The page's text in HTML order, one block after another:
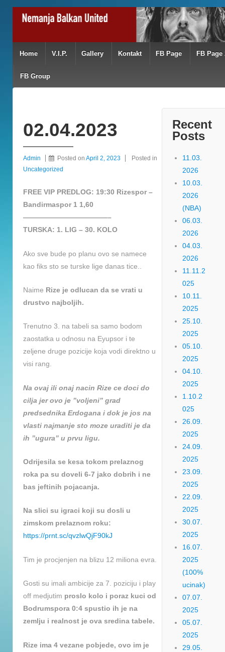
Home V.I.P. Gallery Kontakt FB Page FB Page
FB Group
02.04.2023
Admin Posted on April 2, 2023
Posted in
Uncategorized
FREE VIP PREDLOG: 19:30 Rizespor –
Bandirmaspor 1 1,60
————————————–
TURSKA: 1. LIG – 30. KOLO
Ako sve bude po planu ovo se namece
kao fiks sto se turske lige danas tice..
Naime Rize je odlucan da se vrati u
drustvo najboljih.
Trenutno 3. na tabeli sa samo bodom
zaostatka u odnosu na Eyupsor i te
zeljene druge pozicije koja vodi direktno u
visi rang.
Na ovaj ili onaj nacin Rize ce doci do
cilja jer ovo je ”voljeni” grad
predsednika Erdogana i dok je jos na
vlasti najmanje sto moze uraditi je da
ih ”ugura” u prvu ligu.
Odrijesila se kesa tokom prelaznog
roka pa su doveli 6-7 jako dobrih i ne
bas jeftinih pojacanja.
Na slici su igraci koji su dosli u
zimskom prelaznom roku:
https://prnt.sc/qvzlwQjF90kJ
Tim je procjenjen na blizu 12 miliona evra.
Gosti su imali ambicije za 7. poziciju i play
off medjutim proslo kolo i poraz kuci od
Bodrumspora 0:4 spustio ih je na
zemlju i realnost je ova sredina tabele.
Rize ima 4 vezane pobjede, ovo im je
Recent
Posts
11.03.
2026
10.03.
2026
(NBA)
06.03.
2026
04.03.
2026
11.11.2
025
10.11.
2025
25.10.
2025
05.10.
2025
04.10.
2025
1.10.2
025
26.09.
2025
24.09.
2025
23.09.
2025
22.09.
2025
30.07.
2025
16.07.
2025
(100%
ucinak)
07.07.
2025
05.07.
2025
29.05.